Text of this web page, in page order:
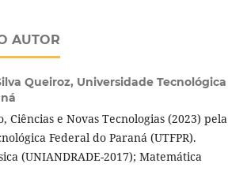
AUTOR
Queiroz, Universidade Tecnológica
Ciências e Novas Tecnologias (2023) pela
Federal do Paraná (UTFPR).
(UNIANDRADE-2017); Matemática